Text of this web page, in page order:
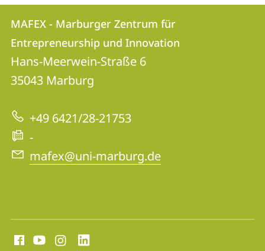
Kontakt
und
Informationen
zur
Website
Kontaktinformationen
MAFEX
-
Marburger
für
Entrepreneurship
und
Innovation
MAFEX - Marburger Zentrum für
Entrepreneurship und Innovation
Hans-Meerwein-Straße 6
35043 Marburg
+49 6421/28-21753
-
mafex@uni-marburg.de